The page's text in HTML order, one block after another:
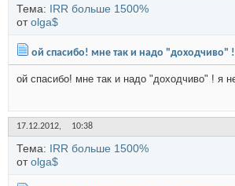
Тема: IRR больше 1500%
отolga$
ой спасибо! мне так и надо "доходчиво" !
ой спасибо! мне так и надо "доходчиво" ! я
17.12.2012, 10:38
Тема: IRR больше 1500%
отolga$